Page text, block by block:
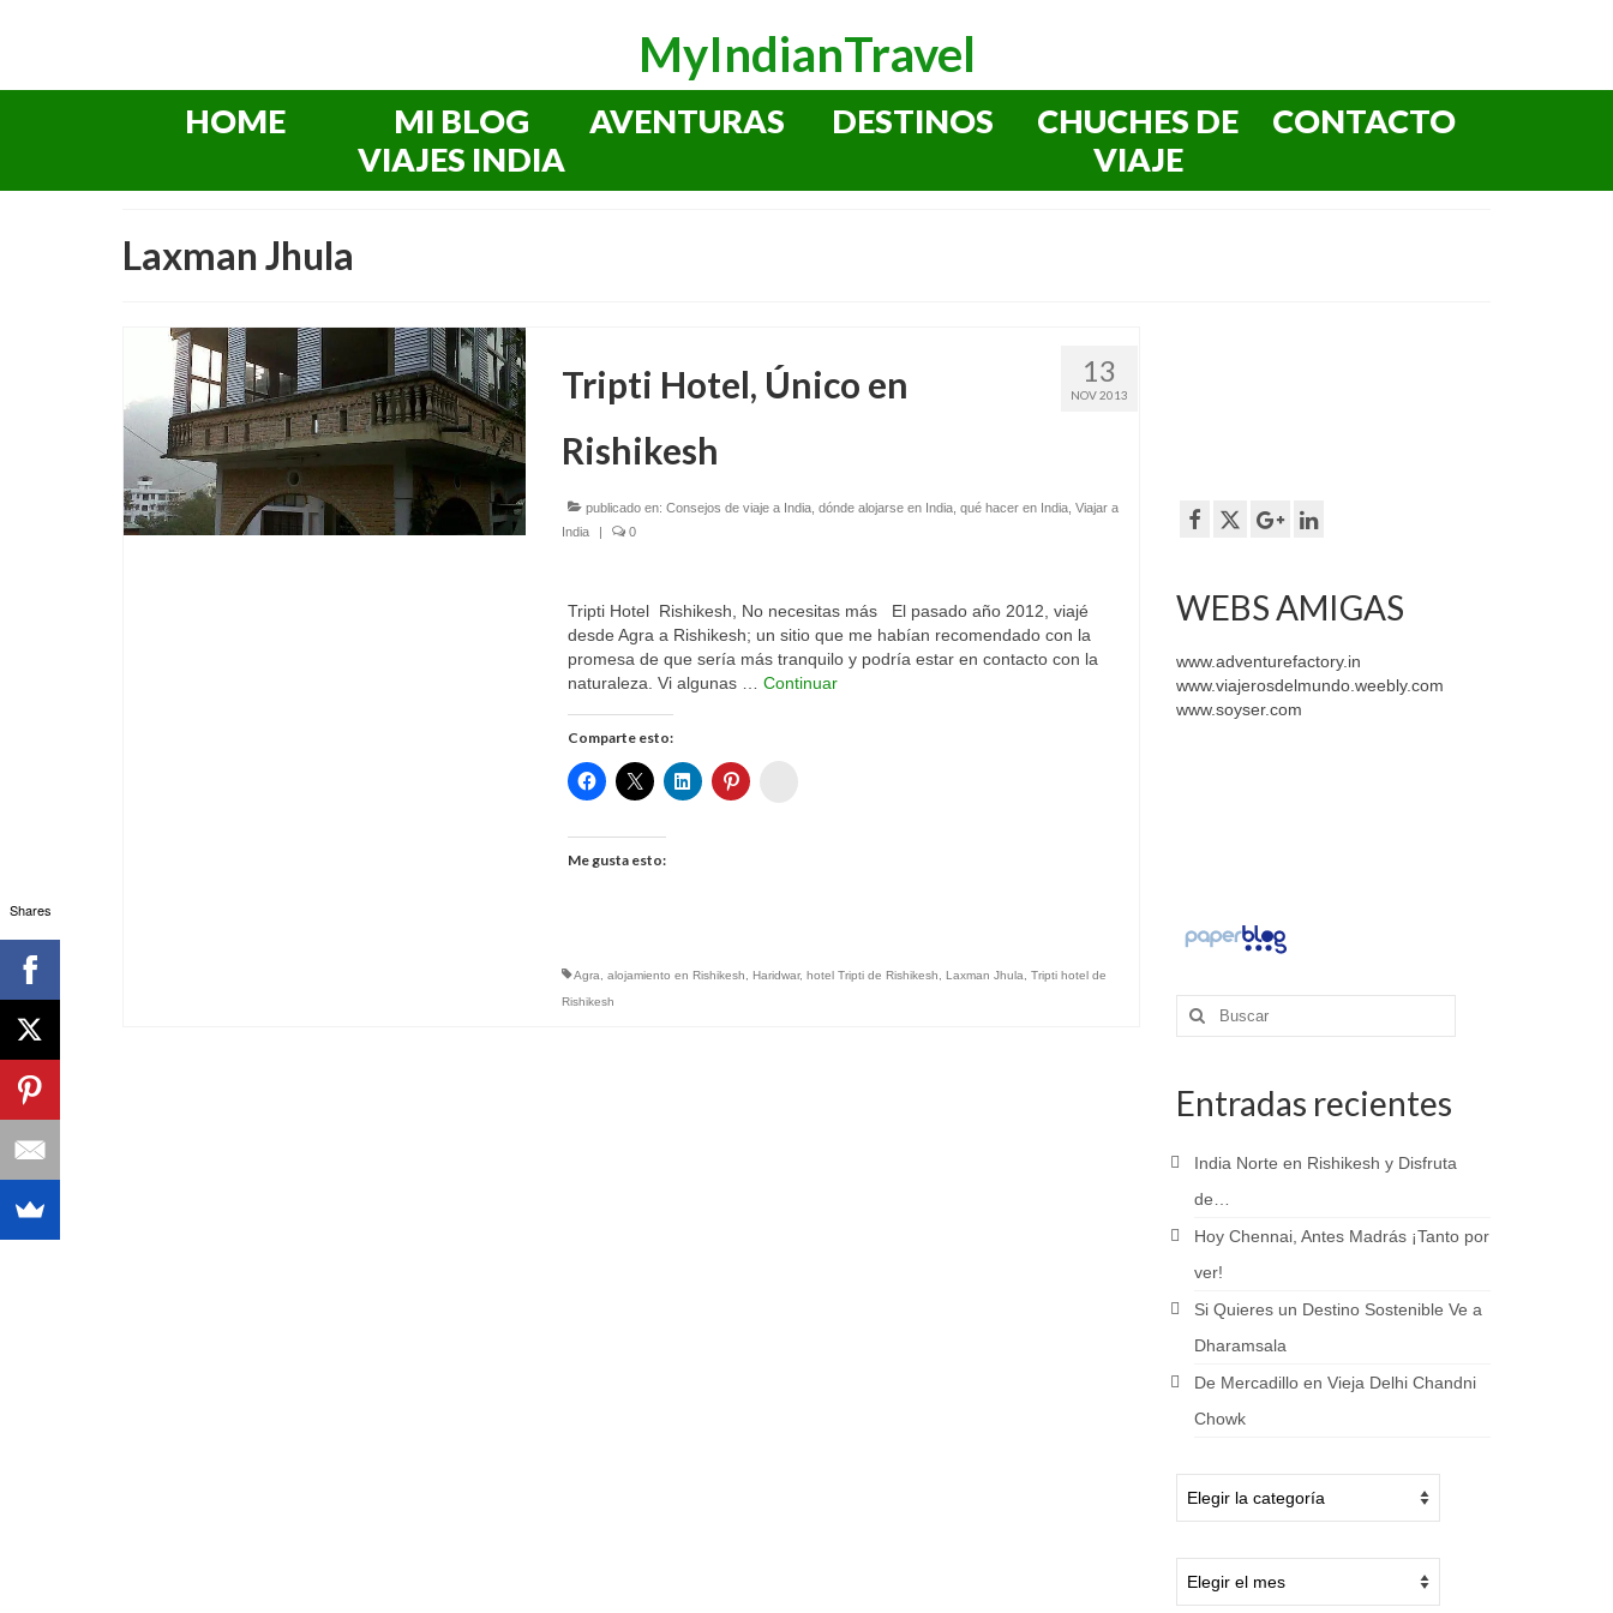
MyIndianTravel
HOME
MI BLOG
VIAJES INDIA
AVENTURAS DESTINOS
CHUCHES DE
VIAJE
CONTACTO
Laxman Jhula
13
NOV 2013
Tripti Hotel, Único en
Rishikesh
publicado en: Consejos de viaje a India, dónde alojarse en India, qué hacer en India, Viajar a
India
| 0
Tripti Hotel Rishikesh, No necesitas más El pasado año 2012, viajé
desde Agra a Rishikesh; un sitio que me habían recomendado con la
promesa de que sería más tranquilo y podría estar en contacto con la
naturaleza. Vi algunas … Continuar
Comparte esto:
Me gusta esto:
Agra alojamiento en Rishikesh Haridwar, hotel Tripti de Rishikesh Laxman Jhula
Tripti hotel de
Rishikesh
WEBS AMIGAS
www.adventurefactory.in
www.viajerosdelmundo.weebly.com
www.soyser.com
Buscar
por:
Entradas recientes
India Norte en Rishikesh y Disfruta
de…
Hoy Chennai, Antes Madrás ¡Tanto por
ver!
Si Quieres un Destino Sostenible Ve a
Dharamsala
De Mercadillo en Vieja Delhi Chandni
Chowk
Shares